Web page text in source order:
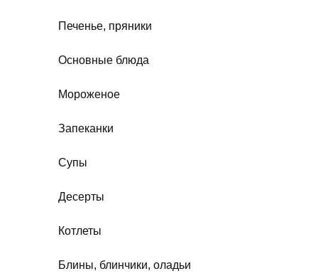
Печенье, пряники
Основные блюда
Мороженое
Запеканки
Супы
Десерты
Котлеты
Блины, блинчики, оладьи